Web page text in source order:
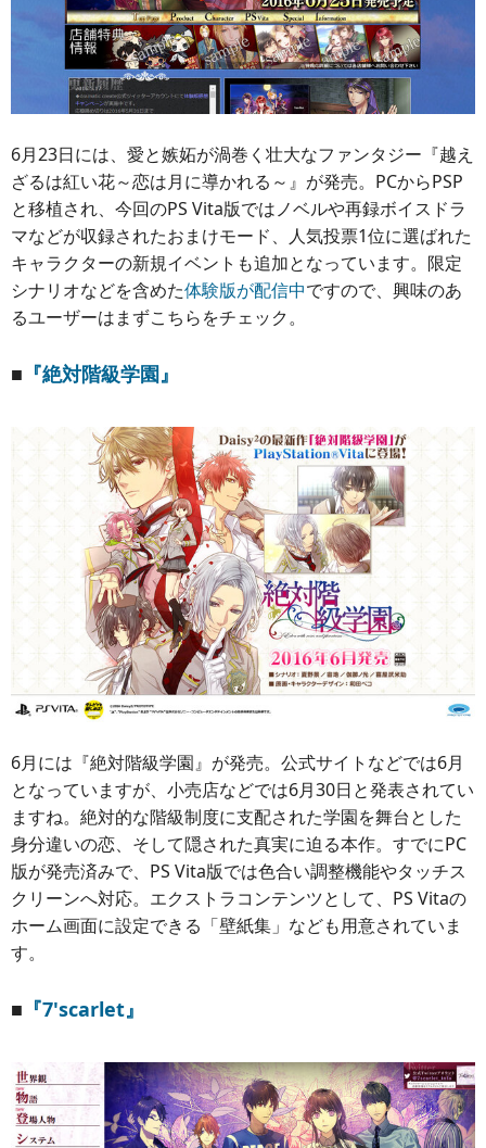
6月23日には、愛と嫉妬が渦巻く壮大なファンタジー『越え
ざるは紅い花～恋は月に導かれる～』が発売。PCからPSP
と移植され、今回のPS Vita版ではノベルや再録ボイスドラ
マなどが収録されたおまけモード、人気投票1位に選ばれた
キャラクターの新規イベントも追加となっています。限定
シナリオなどを含めた体験版が配信中ですので、興味のあ
るユーザーはまずこちらをチェック。
■ 『絶対階級学園』
6月には『絶対階級学園』が発売。公式サイトなどでは6月
となっていますが、小売店などでは6月30日と発表されてい
ますね。絶対的な階級制度に支配された学園を舞台とした
身分違いの恋、そして隠された真実に迫る本作。すでにPC
版が発売済みで、PS Vita版では色合い調整機能やタッチス
クリーンへ対応。エクストラコンテンツとして、PS Vitaの
ホーム画面に設定できる「壁紙集」なども用意されていま
す。
■ 『7'scarlet』